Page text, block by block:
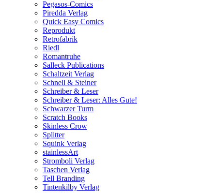
Pegasos-Comics
Piredda Verlag
Quick Easy Comics
Reprodukt
Retrofabrik
Riedl
Romantruhe
Salleck Publications
Schaltzeit Verlag
Schnell & Steiner
Schreiber & Leser
Schreiber & Leser: Alles Gute!
Schwarzer Turm
Scratch Books
Skinless Crow
Splitter
Squink Verlag
stainlessArt
Stromboli Verlag
Taschen Verlag
Tell Branding
Tintenkilby Verlag